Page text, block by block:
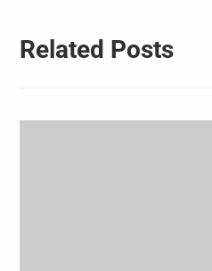
Related Posts